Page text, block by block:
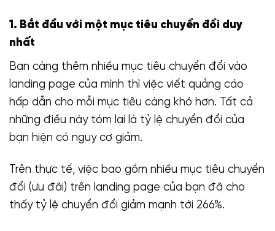
1. Bắt đầu với một mục tiêu chuyển đổi duy
nhất
Bạn càng thêm nhiều mục tiêu chuyển đổi vào
landing page của mình thì việc viết quảng cáo
hấp dẫn cho mỗi mục tiêu càng khó hơn. Tất cả
những điều này tóm lại là tỷ lệ chuyển đổi của
bạn hiện có nguy cơ giảm.
Trên thực tế, việc bao gồm nhiều mục tiêu chuyển
đổi (ưu đãi) trên landing page của bạn đã cho
thấy tỷ lệ chuyển đổi giảm mạnh tới 266%.